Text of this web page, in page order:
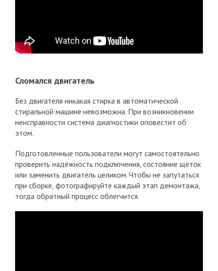
Сломался двигатель
Без двигателя никакая стирка в автоматической
стиральной машине невозможна. При возникновении
неисправности система диагностики оповестит об
этом.
Подготовленные пользователи могут самостоятельно
проверить надёжность подключения, состояние щёток
или заменить двигатель целиком. Чтобы не запутаться
при сборке, фотографируйте каждый этап демонтажа,
тогда обратный процесс облегчится.